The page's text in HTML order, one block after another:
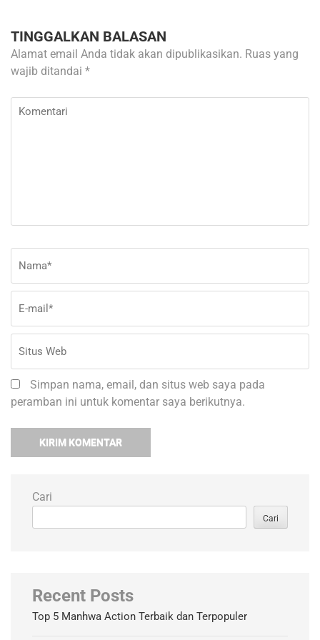
TINGGALKAN BALASAN
Alamat email Anda tidak akan dipublikasikan. Ruas yang
wajib ditandai *
Komentari
Simpan nama, email, dan situs web saya pada
peramban ini untuk komentar saya berikutnya.
Cari
Cari
Recent Posts
Top 5 Manhwa Action Terbaik dan Terpopuler